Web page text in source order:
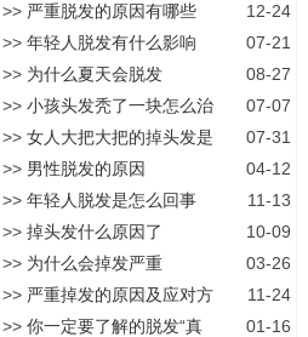
>> 严重脱发的原因有哪些
12-24
>> 年轻人脱发有什么影响
07-21
>> 为什么夏天会脱发
08-27
>> 小孩头发秃了一块怎么治
07-07
>> 女人大把大把的掉头发是
07-31
>> 男性脱发的原因
04-12
>> 年轻人脱发是怎么回事
11-13
>> 掉头发什么原因了
10-09
>> 为什么会掉发严重
03-26
>> 严重掉发的原因及应对方
11-24
>> 你一定要了解的脱发“真
01-16